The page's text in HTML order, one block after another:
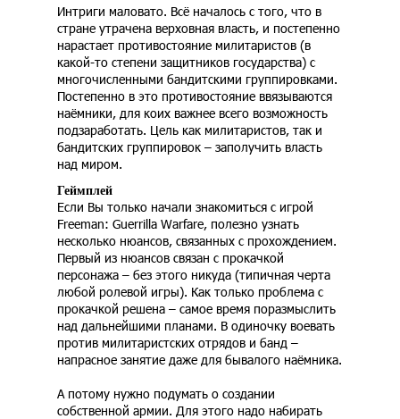
Интриги маловато. Всё началось с того, что в
стране утрачена верховная власть, и постепенно
нарастает противостояние милитаристов (в
какой-то степени защитников государства) с
многочисленными бандитскими группировками.
Постепенно в это противостояние ввязываются
наёмники, для коих важнее всего возможность
подзаработать. Цель как милитаристов, так и
бандитских группировок – заполучить власть
над миром.
Геймплей
Если Вы только начали знакомиться с игрой
Freeman: Guerrilla Warfare, полезно узнать
несколько нюансов, связанных с прохождением.
Первый из нюансов связан с прокачкой
персонажа – без этого никуда (типичная черта
любой ролевой игры). Как только проблема с
прокачкой решена – самое время поразмыслить
над дальнейшими планами. В одиночку воевать
против милитаристских отрядов и банд –
напрасное занятие даже для бывалого наёмника.
А потому нужно подумать о создании
собственной армии. Для этого надо набирать